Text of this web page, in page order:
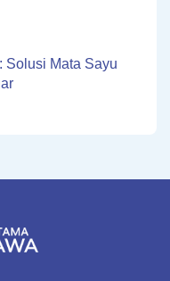
Solusi Mata Sayu